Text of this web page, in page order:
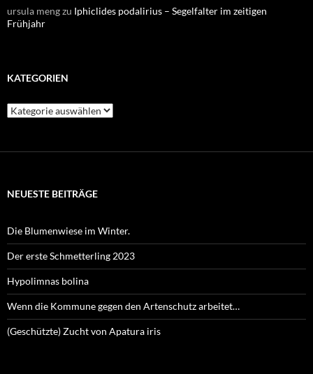
ursula mengzu Iphiclides podalirius – Segelfalter im zeitigen
Frühjahr
KATEGORIEN
Kategorien
NEUESTE BEITRÄGE
Die Blumenwiese im Winter.
Der erste Schmetterling 2023
Hypolimnas bolina
Wenn die Kommune gegen den Artenschutz arbeitet…
(Geschützte) Zucht von Apatura iris